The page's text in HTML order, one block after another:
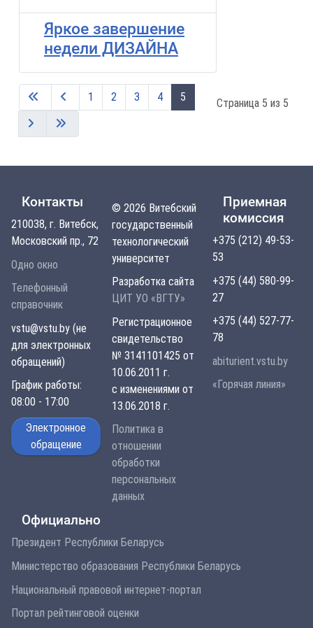
Яркое завершение
недели ДИЗАЙНА
Страница 5 из 5
1 2 3 4 5
Контакты
210038, г. Витебск,
Московский пр., 72
Одно окно
Телефонный
справочник
vstu@vstu.by (не
для электронных
обращений)
График работы:
08:00 - 17:00
Электронное
обращение
© 2026 Витебский
государственный
технологический
университет
Разработка сайта
ЦИТ УО «ВГТУ»
Регистрационное
свидетельство
№ 3141101425 от
10.06.2011 г.
с изменениями от
13.06.2018 г.
Политика в
отношении
обработки
персональных
данных
Приемная
комиссия
+375 (212) 49-53-
53
+375 (44) 580-99-
27
+375 (44) 527-77-
78
abiturient.vstu.by
«Горячая линия»
Официально
Президент Республики Беларусь
Министерство образования Республики Беларусь
Национальный правовой интернет-портал
Портал рейтинговой оценки